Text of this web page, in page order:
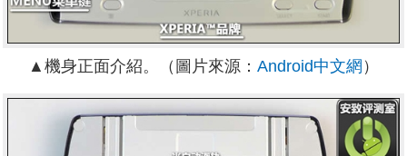
▲機身正面介紹。（圖片來源： Android中文網 ）